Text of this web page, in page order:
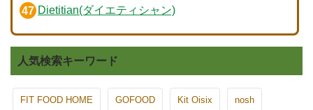
Dietitian(ダイエティシャン)
人気検索キーワード
FIT FOOD HOME GOFOOD Kit Oisix nosh